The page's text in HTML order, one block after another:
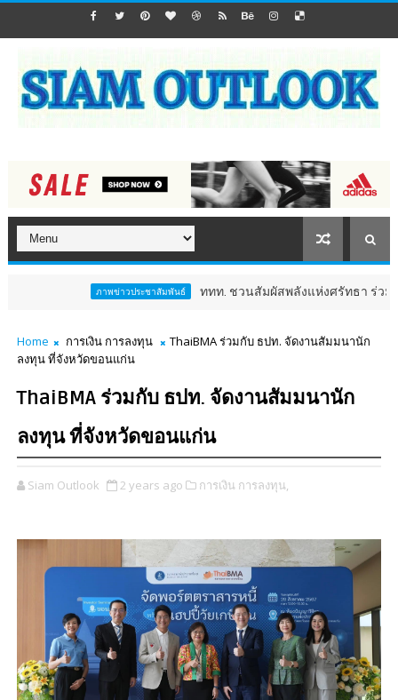
ภาพข่าวประชาสัมพันธ์ ททท. ชวนสัมผัสพลังแห่งศรัทธา ร่วมงาน "ห่มผ้
Home การเงิน การลงทุน
ThaiBMA ร่วมกับ ธปท. จัดงานสัมมนานัก
ลงทุน ที่จังหวัดขอนแก่น
ThaiBMA ร่วมกับ ธปท. จัดงานสัมมนานัก
ลงทุน ที่จังหวัดขอนแก่น
Siam Outlook 2 years ago การเงิน การลงทุน,